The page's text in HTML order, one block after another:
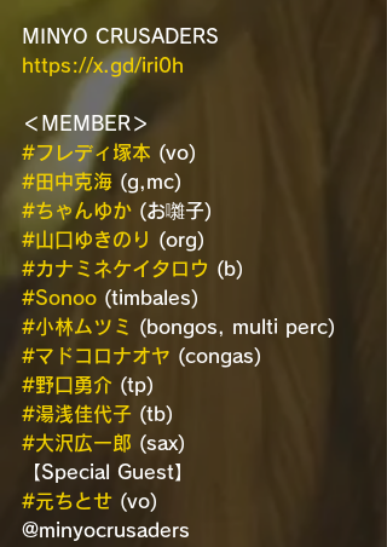
MINYO CRUSADERS
https://x.gd/iri0h
＜MEMBER＞
#フレディ塚本 (vo)
#田中克海 (g,mc)
#ちゃんゆか (お囃子)
#山口ゆきのり
(org)
#カナミネケイタロウ (b)
#Sonoo (timbales)
#小林ムツミ
(bongos, multi perc)
#マドコロナオヤ (congas)
#野口勇介 (tp)
#湯浅佳代子 (tb)
#大沢広一郎 (sax)
【Special Guest】
#元ちとせ (vo)
@minyocrusaders